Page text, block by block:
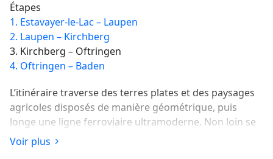
Étapes
1. Estavayer-le-Lac – Laupen
2. Laupen – Kirchberg
3. Kirchberg – Oftringen
4. Oftringen – Baden
L’itinéraire traverse des terres plates et des paysages
agricoles disposés de manière géométrique, puis
longe une ligne ferroviaire ultramoderne. Non loin se
trouve le pittoresque lac de Burgäschi. Après les îles
aux oiseaux de l’Aar, vous arriverez à Oftringen, en
Voir plus